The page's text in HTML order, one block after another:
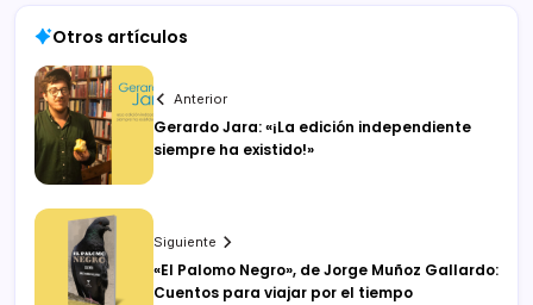
Otros artículos
Anterior
Gerardo Jara: «¡La edición independiente
siempre ha existido!»
Siguiente
«El Palomo Negro», de Jorge Muñoz Gallardo:
Cuentos para viajar por el tiempo